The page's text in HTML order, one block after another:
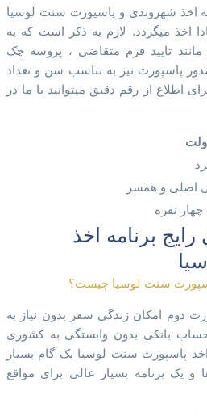
اخذ شهروندی و پاسپورت سنت لوسیا
اخذ میگردد. لازم به ذکر است که به
تایید فرم متقاضی ، پروسه چک
پاسپورت نیز به تناسب سن و تعداد
اطلاع از رقم دقیق میتوانید با ما در
برنامه اخذ
سنت لوسیا چیست؟
دوم امکان زندگی سفر بدون نیاز به
بانکی بدون وابستگی به کشوری
پاسپورت سنت لوسیا یک گام بسیار
یک برنامه بسیار عالی برای مواقع